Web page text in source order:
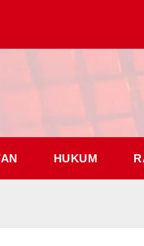
HUKUM